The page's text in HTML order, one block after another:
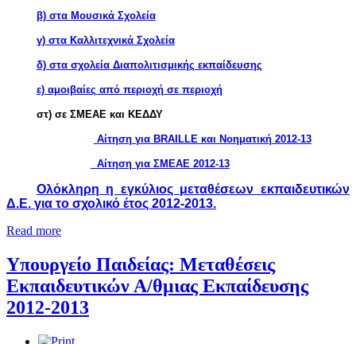
β) στα Μουσικά Σχολεία
γ) στα Καλλιτεχνικά Σχολεία
δ) στα σχολεία Διαπολιτισμικής εκπαίδευσης
ε) αμοιβαίες από περιοχή σε περιοχή
στ) σε ΣΜΕΑΕ και ΚΕΔΔΥ
Αίτηση για BRAILLE και Νοηματική 2012-13
Αίτηση για ΣΜΕΑΕ 2012-13
Ολόκληρη η εγκύλιος μεταθέσεων εκπαιδευτικών
Δ.Ε. για το σχολικό έτος 2012-2013.
Read more
Υπουργείο Παιδείας: Μεταθέσεις
Εκπαιδευτικών Α/θμιας Εκπαίδευσης
2012-2013